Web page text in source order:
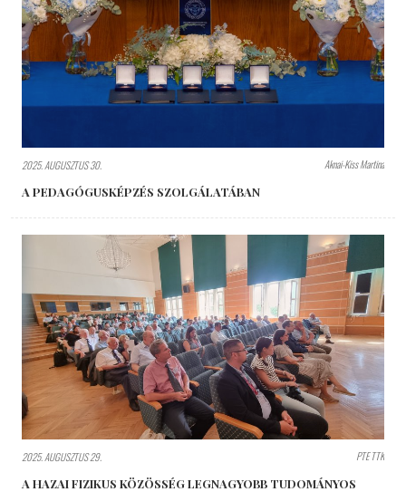
2025. AUGUSZTUS 30. Aknai-Kiss Martina
A PEDAGÓGUSKÉPZÉS SZOLGÁLATÁBAN
2025. AUGUSZTUS 29. PTE TTK
A HAZAI FIZIKUS KÖZÖSSÉG LEGNAGYOBB TUDOMÁNYOS